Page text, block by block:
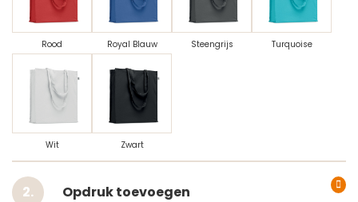
Rood Royal Blauw Steengrijs Turquoise
Wit Zwart
Opdruk toevoegen